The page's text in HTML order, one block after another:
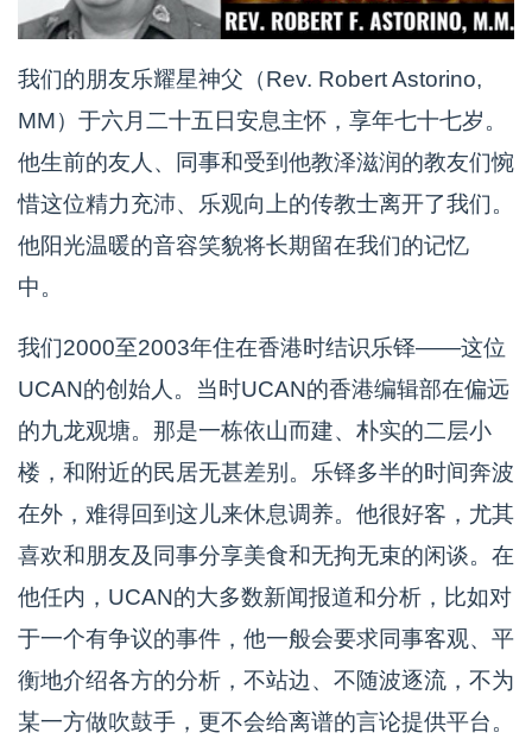
我们的朋友乐耀星神父（Rev. Robert Astorino,
MM）于六月二十五日安息主怀，享年七十七岁。
他生前的友人、同事和受到他教泽滋润的教友们惋
惜这位精力充沛、乐观向上的传教士离开了我们。
他阳光温暖的音容笑貌将长期留在我们的记忆
中。
我们2000至2003年住在香港时结识乐铎——这位
UCAN的创始人。当时UCAN的香港编辑部在偏远
的九龙观塘。那是一栋依山而建、朴实的二层小
楼，和附近的民居无甚差别。乐铎多半的时间奔波
在外，难得回到这儿来休息调养。他很好客，尤其
喜欢和朋友及同事分享美食和无拘无束的闲谈。在
他任内，UCAN的大多数新闻报道和分析，比如对
于一个有争议的事件，他一般会要求同事客观、平
衡地介绍各方的分析，不站边、不随波逐流，不为
某一方做吹鼓手，更不会给离谱的言论提供平台。